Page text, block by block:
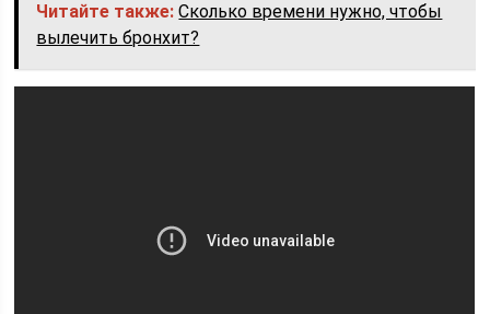
Читайте также: Сколько времени нужно, чтобы
вылечить бронхит?